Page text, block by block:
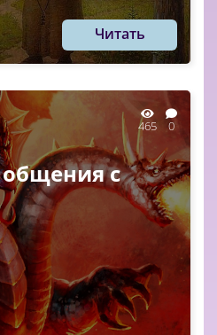
Читать
465 0
с